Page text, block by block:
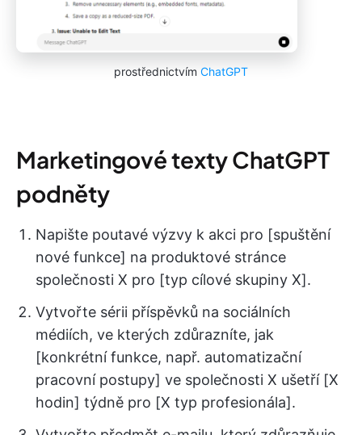
prostřednictvím ChatGPT
Marketingové texty ChatGPT
podněty
Napište poutavé výzvy k akci pro [spuštění
nové funkce] na produktové stránce
společnosti X pro [typ cílové skupiny X].
Vytvořte sérii příspěvků na sociálních
médiích, ve kterých zdůrazníte, jak
[konkrétní funkce, např. automatizační
pracovní postupy] ve společnosti X ušetří [X
hodin] týdně pro [X typ profesionála].